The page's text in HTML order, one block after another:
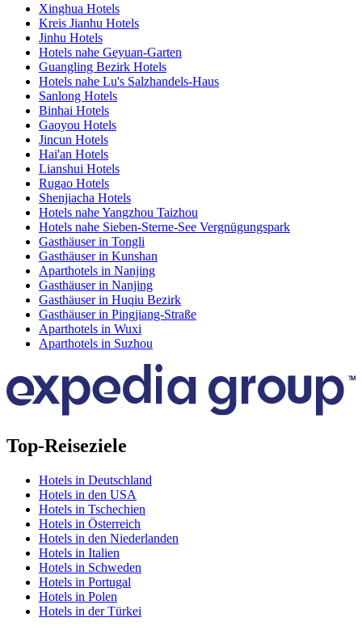
Xinghua Hotels
Kreis Jianhu Hotels
Jinhu Hotels
Hotels nahe Geyuan-Garten
Guangling Bezirk Hotels
Hotels nahe Lu's Salzhandels-Haus
Sanlong Hotels
Binhai Hotels
Gaoyou Hotels
Jincun Hotels
Hai'an Hotels
Lianshui Hotels
Rugao Hotels
Shenjiacha Hotels
Hotels nahe Yangzhou Taizhou
Hotels nahe Sieben-Sterne-See Vergnügungspark
Gasthäuser in Tongli
Gasthäuser in Kunshan
Aparthotels in Nanjing
Gasthäuser in Nanjing
Gasthäuser in Huqiu Bezirk
Gasthäuser in Pingjiang-Straße
Aparthotels in Wuxi
Aparthotels in Suzhou
Top-Reiseziele
Hotels in Deutschland
Hotels in den USA
Hotels in Tschechien
Hotels in Österreich
Hotels in den Niederlanden
Hotels in Italien
Hotels in Schweden
Hotels in Portugal
Hotels in Polen
Hotels in der Türkei